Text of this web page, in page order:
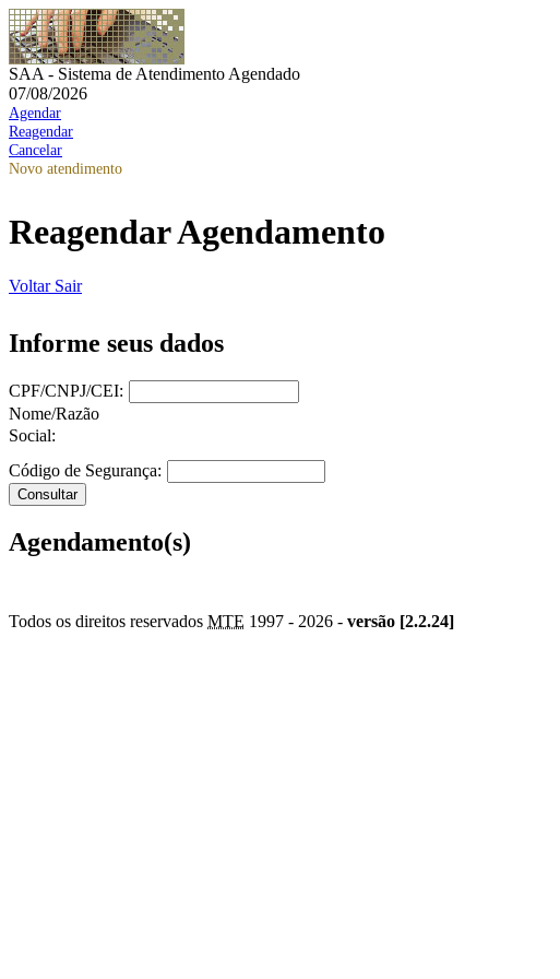
SAA - Sistema de Atendimento Agendado
07/08/2026
Agendar
Reagendar
Cancelar
Novo atendimento
Reagendar Agendamento
Voltar Sair
Informe seus dados
CPF/CNPJ/CEI:
Nome/Razão
Social:
Código de Segurança:
Agendamento(s)
Todos os direitos reservados MTE 1997 - 2026 - versão [2.2.24]